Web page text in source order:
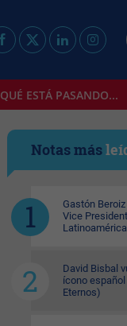
QUÉ ESTÁ PASANDO...
Notas más
Gastón
Vice
David Bisbal
ícono
Eternos)